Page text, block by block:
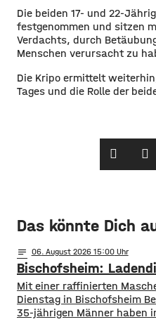
​Die beiden 17- und 22-
festgenommen und sitzen
Verdachts, durch
Menschen verursacht zu
​Die Kripo ermittelt
Tages und die Rolle der
Das könnte Dich
notes 06. August 2026 15:00
Bischofsheim:
Mit einer raffinierten
Dienstag in Bischofsheim
35-jährigen Männer haben